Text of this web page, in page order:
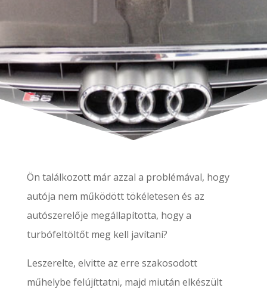
Ön találkozott már azzal a problémával, hogy
autója nem működött tökéletesen és az
autószerelője megállapította, hogy a
turbófeltöltőt meg kell javítani?
Leszerelte, elvitte az erre szakosodott
műhelybe felújíttatni, majd miután elkészült